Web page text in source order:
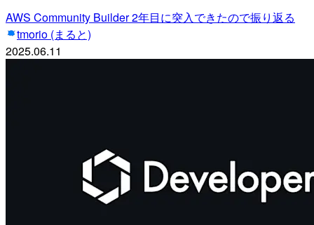
AWS Community Builder 2年目に突入できたので振り返る
tmorio (まると)
2025.06.11